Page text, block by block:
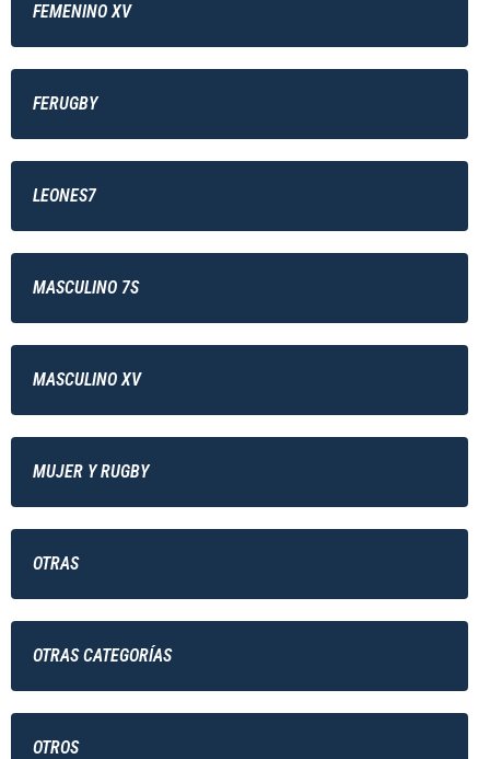
FEMENINO XV
FERUGBY
LEONES7
MASCULINO 7S
MASCULINO XV
MUJER Y RUGBY
OTRAS
OTRAS CATEGORÍAS
OTROS